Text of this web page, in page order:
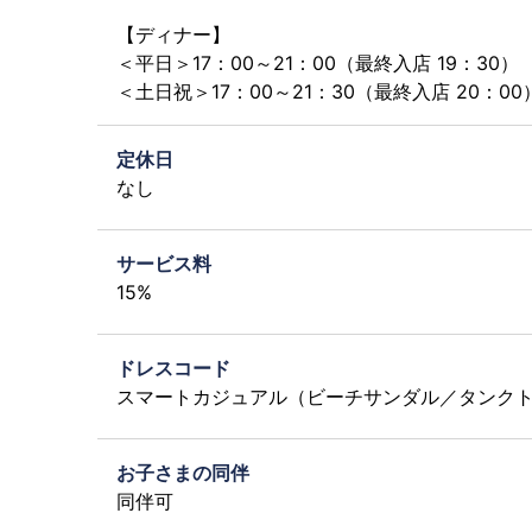
【ディナー】
＜平日＞17：00～21：00（最終入店 19：30）
＜土日祝＞17：00～21：30（最終入店 20：00）
定休日
なし
サービス料
15%
ドレスコード
スマートカジュアル（ビーチサンダル／タンクト
お子さまの同伴
同伴可